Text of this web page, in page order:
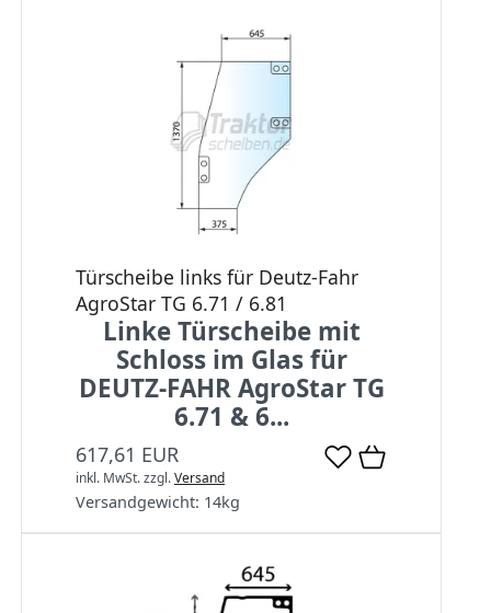
Türscheibe links für Deutz-Fahr
AgroStar TG 6.71 / 6.81
Linke Türscheibe mit
Schloss im Glas für
DEUTZ-FAHR AgroStar TG
6.71 & 6...
617,61 EUR
inkl. MwSt.zzgl.Versand
Versandgewicht: 14kg